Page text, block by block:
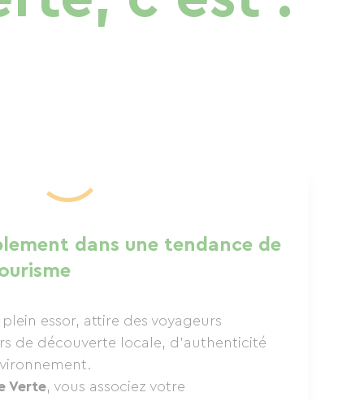
dans une tendance de
essor, attire des voyageurs
de découverte locale, d’authenticité
Verte, vous associez votre